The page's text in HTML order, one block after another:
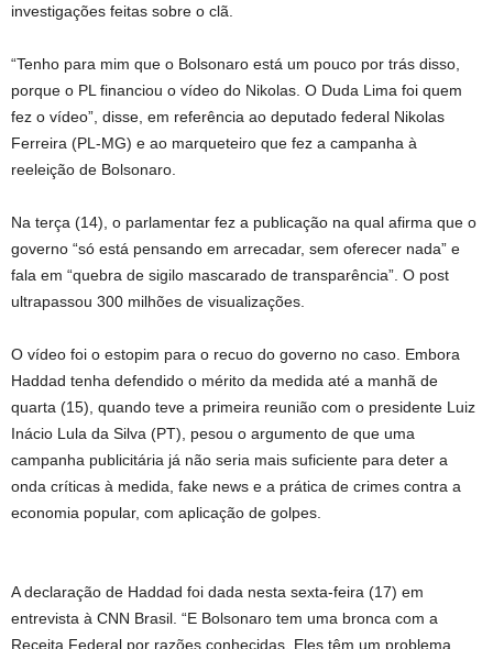
investigações feitas sobre o clã.
“Tenho para mim que o Bolsonaro está um pouco por trás disso,
porque o PL financiou o vídeo do Nikolas. O Duda Lima foi quem
fez o vídeo”, disse, em referência ao deputado federal Nikolas
Ferreira (PL-MG) e ao marqueteiro que fez a campanha à
reeleição de Bolsonaro.
Na terça (14), o parlamentar fez a publicação na qual afirma que o
governo “só está pensando em arrecadar, sem oferecer nada” e
fala em “quebra de sigilo mascarado de transparência”. O post
ultrapassou 300 milhões de visualizações.
O vídeo foi o estopim para o recuo do governo no caso. Embora
Haddad tenha defendido o mérito da medida até a manhã de
quarta (15), quando teve a primeira reunião com o presidente Luiz
Inácio Lula da Silva (PT), pesou o argumento de que uma
campanha publicitária já não seria mais suficiente para deter a
onda críticas à medida, fake news e a prática de crimes contra a
economia popular, com aplicação de golpes.
A declaração de Haddad foi dada nesta sexta-feira (17) em
entrevista à CNN Brasil. “E Bolsonaro tem uma bronca com a
Receita Federal por razões conhecidas. Eles têm um problema